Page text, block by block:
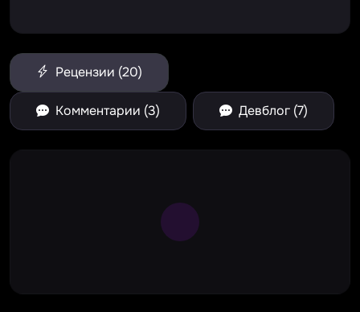
Рецензии (20)
Комментарии (3) Девблог (7)
Large Spinner